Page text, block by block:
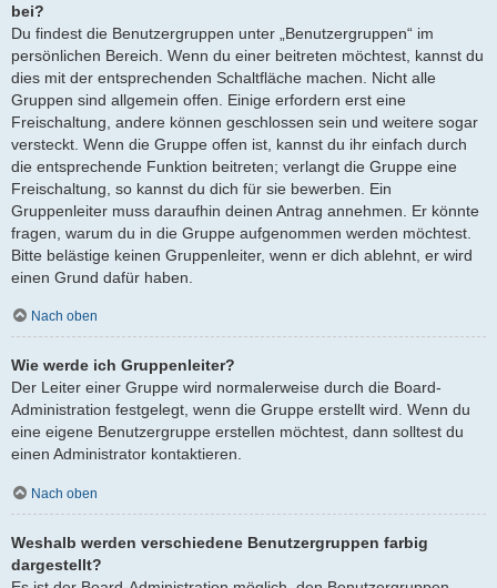
bei?
Du findest die Benutzergruppen unter „Benutzergruppen“ im
persönlichen Bereich. Wenn du einer beitreten möchtest, kannst du
dies mit der entsprechenden Schaltfläche machen. Nicht alle
Gruppen sind allgemein offen. Einige erfordern erst eine
Freischaltung, andere können geschlossen sein und weitere sogar
versteckt. Wenn die Gruppe offen ist, kannst du ihr einfach durch
die entsprechende Funktion beitreten; verlangt die Gruppe eine
Freischaltung, so kannst du dich für sie bewerben. Ein
Gruppenleiter muss daraufhin deinen Antrag annehmen. Er könnte
fragen, warum du in die Gruppe aufgenommen werden möchtest.
Bitte belästige keinen Gruppenleiter, wenn er dich ablehnt, er wird
einen Grund dafür haben.
Nach oben
Wie werde ich Gruppenleiter?
Der Leiter einer Gruppe wird normalerweise durch die Board-
Administration festgelegt, wenn die Gruppe erstellt wird. Wenn du
eine eigene Benutzergruppe erstellen möchtest, dann solltest du
einen Administrator kontaktieren.
Nach oben
Weshalb werden verschiedene Benutzergruppen farbig
dargestellt?